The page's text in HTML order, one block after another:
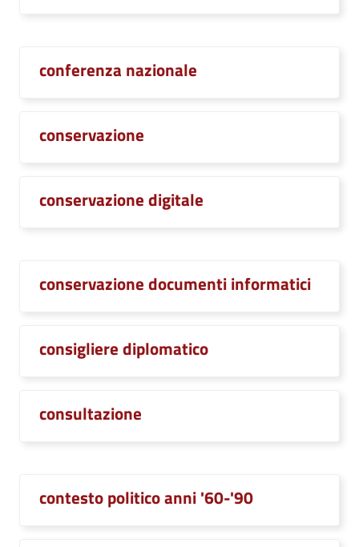
conferenza nazionale
conservazione
conservazione digitale
conservazione documenti informatici
consigliere diplomatico
consultazione
contesto politico anni '60-'90